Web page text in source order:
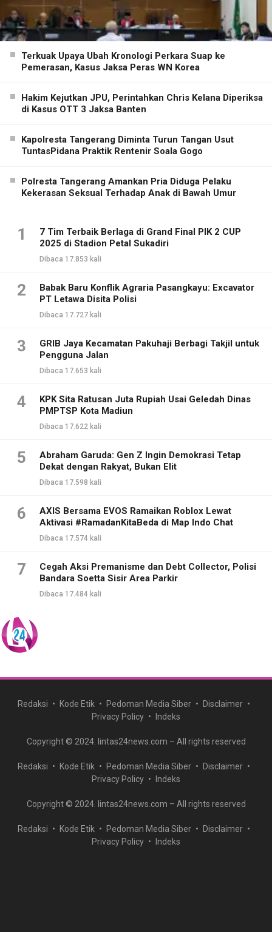
Terkuak Upaya Ubah Kronologi Perkara Suap ke
Pemerasan, Kasus Jaksa Peras WN Korea
Hakim Kejutkan JPU, Perintahkan Chris Kelana Diperiksa
di Kasus OTT 3 Jaksa Banten
Kapolresta Tangerang Diminta Turun Tangan Usut
TuntasPidana Praktik Rentenir Soala Gogo
Polresta Tangerang Amankan Pria Diduga Pelaku
Kekerasan Seksual Terhadap Anak di Bawah Umur
1
7 Tim Terbaik Berlaga di Grand Final PIK 2 CUP
2025 di Stadion Petal Sukadiri
Dibaca 17.853 kali
2
Babak Baru Konflik Agraria Pasangkayu: Excavator
PT Letawa Disita Polisi
Dibaca 17.727 kali
3
GRIB Jaya Kecamatan Pakuhaji Berbagi Takjil untuk
Pengguna Jalan
Dibaca 17.653 kali
4
KPK Sita Ratusan Juta Rupiah Usai Geledah Dinas
PMPTSP Kota Madiun
Dibaca 17.622 kali
5
Abraham Garuda: Gen Z Ingin Demokrasi Tetap
Dekat dengan Rakyat, Bukan Elit
Dibaca 17.598 kali
6
AXIS Bersama EVOS Ramaikan Roblox Lewat
Aktivasi #RamadanKitaBeda di Map Indo Chat
Dibaca 17.574 kali
7
Cegah Aksi Premanisme dan Debt Collector, Polisi
Bandara Soetta Sisir Area Parkir
Dibaca 17.484 kali
Redaksi Kode Etik Pedoman Media Siber
Disclaimer
Privacy Policy
Indeks
Copyright © 2024. lintas24news.com – All rights reserved
Redaksi Kode Etik Pedoman Media Siber
Disclaimer
Privacy Policy
Indeks
Copyright © 2024. lintas24news.com – All rights reserved
Redaksi Kode Etik Pedoman Media Siber
Disclaimer
Privacy Policy
Indeks